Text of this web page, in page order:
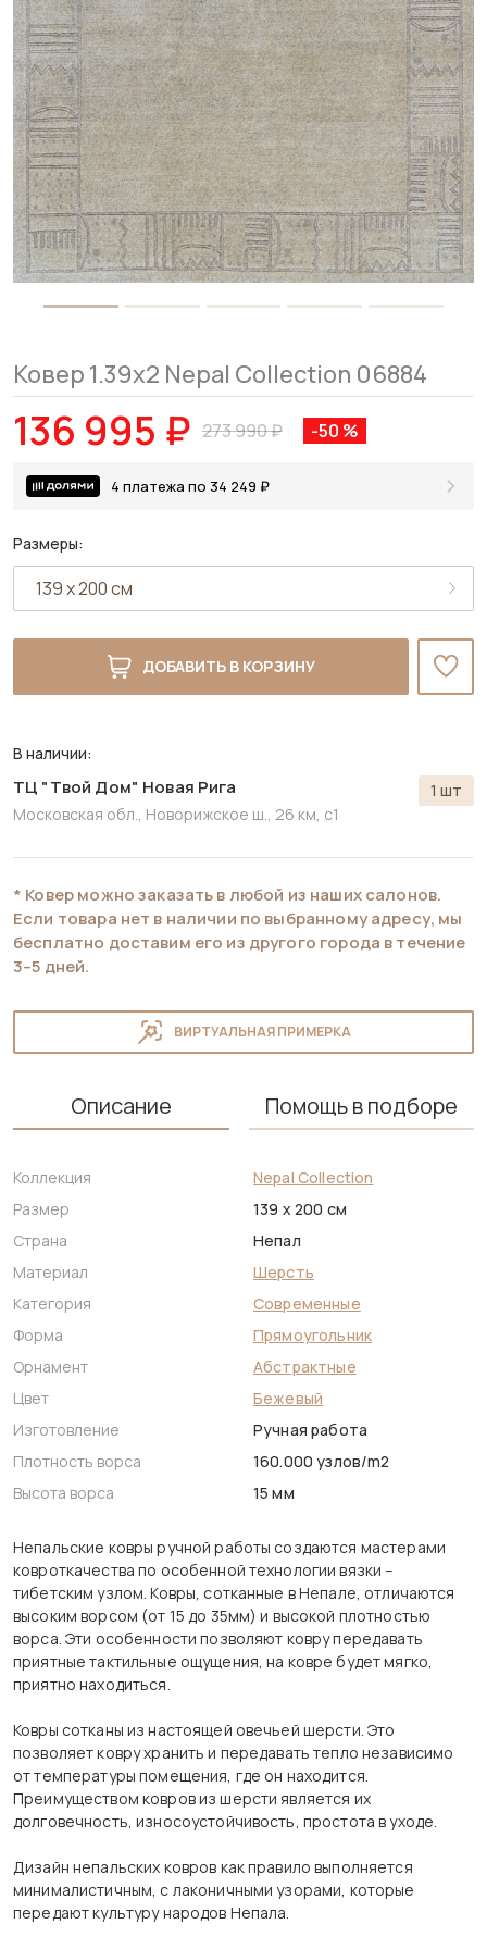
Ковер 1.39x2 Nepal Collection 06884
136 995 ₽ 273 990 ₽ -50 %
4 платежа по 34 249 ₽
Размеры:
ДОБАВИТЬ В КОРЗИНУ
В наличии:
ТЦ "Твой Дом" Новая Рига
Московская обл., Новорижское ш., 26 км, с1
1 шт
* Ковер можно заказать в любой из наших салонов.
Если товара нет в наличии по выбранному адресу, мы
бесплатно доставим его из другого города в течение
3–5 дней.
ВИРТУАЛЬНАЯ ПРИМЕРКА
Описание Помощь в подборе
Коллекция
Nepal Collection
Размер
139 x 200 см
Страна
Непал
Материал
Шерсть
Категория
Современные
Форма
Прямоугольник
Орнамент
Абстрактные
Цвет
Бежевый
Изготовление
Ручная работа
Плотность ворса
160.000 узлов/m2
Высота ворса
15 мм
Непальские ковры ручной работы создаются мастерами
ковроткачества по особенной технологии вязки –
тибетским узлом. Ковры, сотканные в Непале, отличаются
высоким ворсом (от 15 до 35мм) и высокой плотностью
ворса. Эти особенности позволяют ковру передавать
приятные тактильные ощущения, на ковре будет мягко,
приятно находиться.
Ковры сотканы из настоящей овечьей шерсти. Это
позволяет ковру хранить и передавать тепло независимо
от температуры помещения, где он находится.
Преимуществом ковров из шерсти является их
долговечность, износоустойчивость, простота в уходе.
Дизайн непальских ковров как правило выполняется
минималистичным, с лаконичными узорами, которые
передают культуру народов Непала.